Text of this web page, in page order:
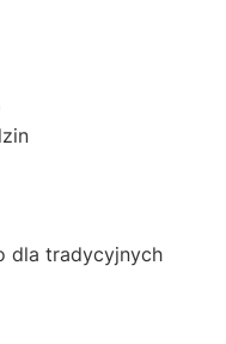
dla tradycyjnych